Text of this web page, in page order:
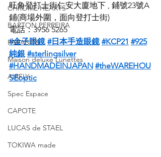
CHROME HEARTS
BARTON PERREIRA
PARASITE
Maison deluxe Lunettes
AIRFLY
Spec Espace
CAPOTE
LUCAS de STAEL
TOKIWA made
旺角登打士街仁安大廈地下 , 鋪號23號A
鋪(商場外圍，面向登打士街)
電話：3956 5265
#金子眼鏡 #日本手造眼鏡 #KCP21 #925
純銀 #sterlingsilver
#HANDMADEINJAPAN #theWAREHOU
SEoptic